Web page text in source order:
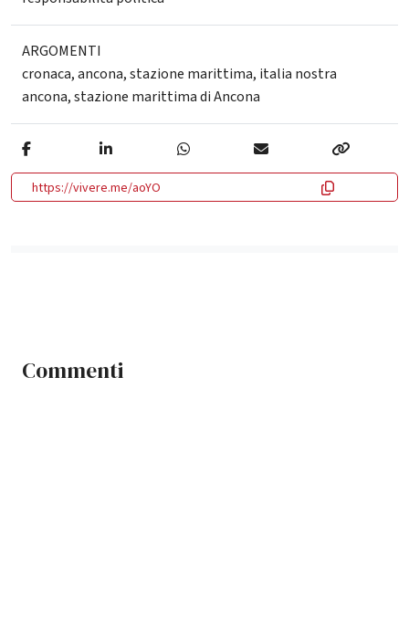
ARGOMENTI
cronaca,ancona,stazione marittima, italia nostra
ancona,stazione marittima di Ancona
https://vivere.me/aoYO
Commenti